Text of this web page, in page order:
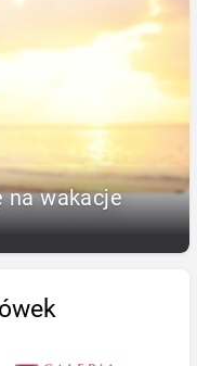
na wakacje